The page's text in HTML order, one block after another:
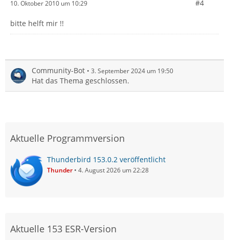
10. Oktober 2010 um 10:29 #4
bitte helft mir !!
Community-Bot 3. September 2024 um 19:50
Hat das Thema geschlossen.
Aktuelle Programmversion
Thunderbird 153.0.2 veröffentlicht
Thunder 4. August 2026 um 22:28
Aktuelle 153 ESR-Version